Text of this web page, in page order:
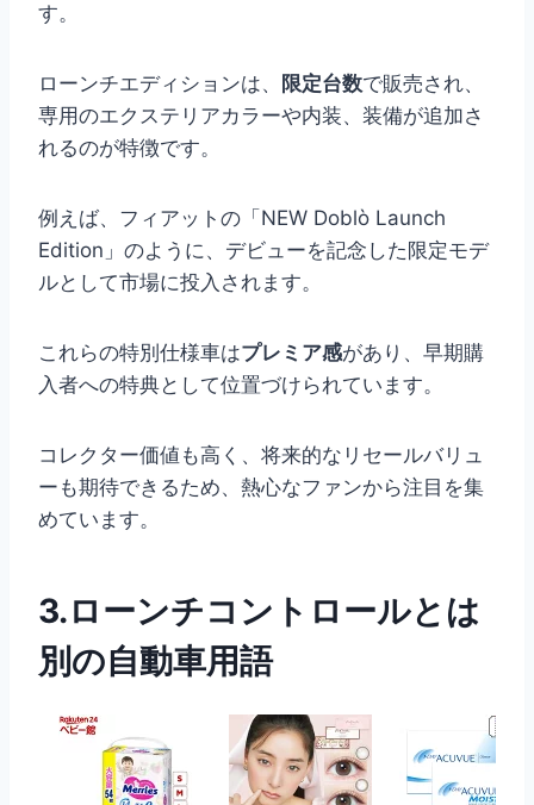
す。
ローンチエディションは、 限定台数で販売され、
専用のエクステリアカラーや内装、装備が追加さ
れるのが特徴です。
例えば、フィアットの「NEW Doblò Launch
Edition」のように、デビューを記念した限定モデ
ルとして市場に投入されます。
これらの特別仕様車はプレミア感があり、早期購
入者への特典として位置づけられています。
コレクター価値も高く、将来的なリセールバリュ
ーも期待できるため、熱心なファンから注目を集
めています。
3.ローンチコントロールとは
別の自動車用語